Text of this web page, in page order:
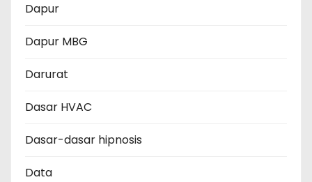
Dapur
Dapur MBG
Darurat
Dasar HVAC
Dasar-dasar hipnosis
Data